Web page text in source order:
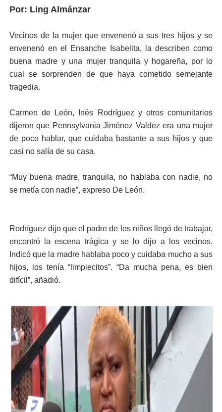
Por: Ling Almánzar
Vecinos de la mujer que envenenó a sus tres hijos y se
envenenó en el Ensanche Isabelita, la describen como
buena madre y una mujer tranquila y hogareña, por lo
cual se sorprenden de que haya cometido semejante
tragedia.
Carmen de León, Inés Rodríguez y otros comunitarios
dijeron que Pennsylvania Jiménez Valdez era una mujer
de poco hablar, que cuidaba bastante a sus hijos y que
casi no salía de su casa.
“Muy buena madre, tranquila, no hablaba con nadie, no
se metía con nadie”, expreso De León.
Rodríguez dijo que el padre de los niños llegó de trabajar,
encontró la escena trágica y se lo dijo a los vecinos.
Indicó que la madre hablaba poco y cuidaba mucho a sus
hijos, los tenía “limpiecitos”. “Da mucha pena, es bien
difícil”, añadió.